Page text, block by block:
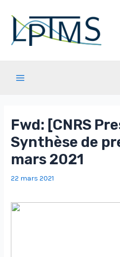
contenu
Fwd: [CNRS
Synthèse de
mars 2021
22 mars 2021